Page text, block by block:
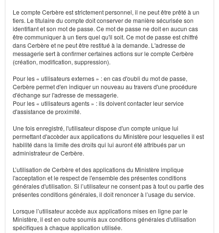
Le compte Cerbère est strictement personnel, il ne peut être prêté à un
tiers. Le titulaire du compte doit conserver de manière sécurisée son
identifiant et son mot de passe. Ce mot de passe ne doit en aucun cas
être communiquer à un tiers quel qu'il soit. Ce mot de passe est chiffré
dans Cerbère et ne peut être restitué à la demande. L'adresse de
messagerie sert à confirmer certaines actions sur le compte Cerbère
(création, modification, suppression).
Pour les « utilisateurs externes » : en cas d'oubli du mot de passe,
Cerbère permet d'en indiquer un nouveau au travers d'une procédure
d'échange sur l'adresse de messagerie.
Pour les « utilisateurs agents » : ils doivent contacter leur service
d'assistance de proximité.
Une fois enregistré, l'utilisateur dispose d'un compte unique lui
permettant d'accèder aux applications du Ministère pour lesquelles il est
habilité dans la limite des droits qui lui auront été attribués par un
administrateur de Cerbère.
L’utilisation de Cerbère et des applications du Ministère implique
l'acceptation et le respect de l'ensemble des présentes conditions
générales d'utilisation. Si l’utilisateur ne consent pas à tout ou partie des
présentes conditions générales, il doit renoncer à l’usage du service.
Lorsque l’utilisateur accède aux applications mises en ligne par le
Ministère, il est en outre soumis aux conditions générales d'utilisation
spécifiques à chaque application utilisée.